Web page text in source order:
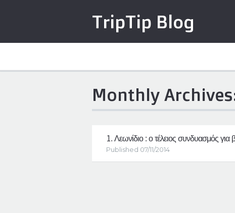
TripTip Blog
Monthly
1.Λεωνίδιο : ο τέλειος συνδυασμός
Published 07/11/2014